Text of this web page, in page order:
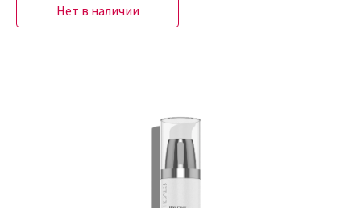
Нет в наличии